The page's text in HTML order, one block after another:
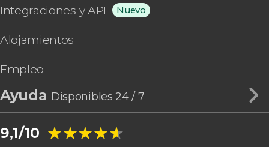
Integraciones y API Nuevo
Alojamientos
Empleo
Ayuda Disponibles 24 / 7
9,1/10 ★★★★★
★★★★★